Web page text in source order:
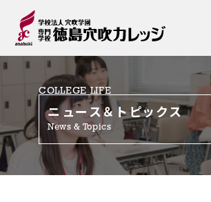
COLLEGE LIFE
ニュース＆トピックス
News & Topics